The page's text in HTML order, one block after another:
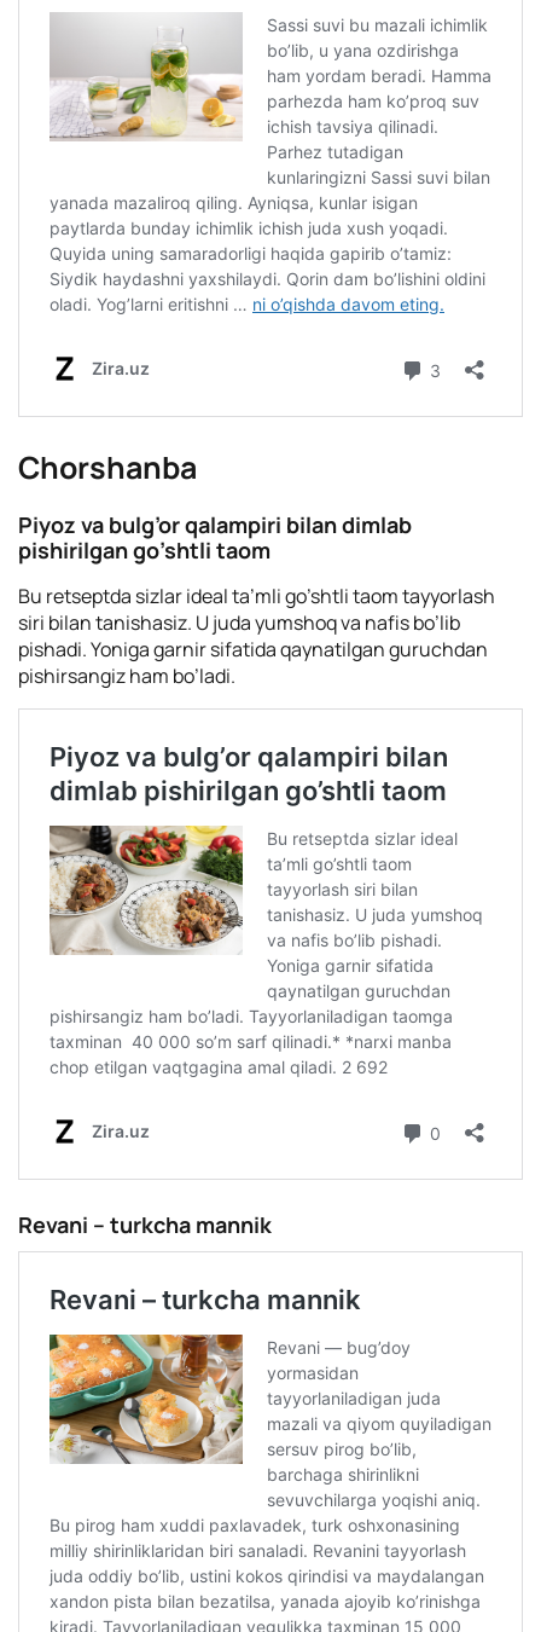
Chorshanba
Piyoz va bulg’or qalampiri bilan dimlab
pishirilgan go’shtli taom
Bu retseptda sizlar ideal ta’mli go’shtli taom tayyorlash
siri bilan tanishasiz. U juda yumshoq va nafis bo’lib
pishadi. Yoniga garnir sifatida qaynatilgan guruchdan
pishirsangiz ham bo’ladi.
Revani – turkcha mannik